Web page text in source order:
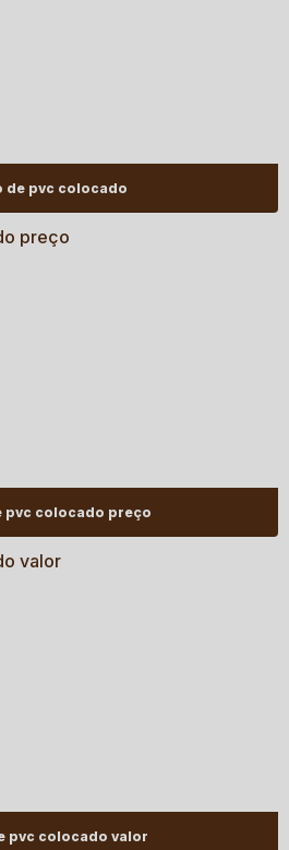
de pvc colocado
pvc colocado preço
pvc colocado valor